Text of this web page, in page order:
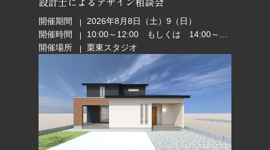
開催期間
2026年8月8日（土）9（日）
開催時間
10:00～12:00 もしくは 14:00～16:00
開催場所
栗東スタジオ